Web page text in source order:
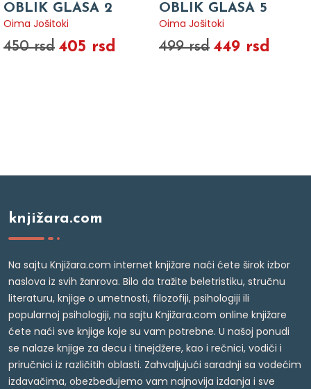
OBLIK GLASA 2
Oima Jošitoki
450 rsd 405 rsd
OBLIK GLASA 5
Oima Jošitoki
499 rsd 449 rsd
knjižara.com
Na sajtu Knjižara.com internet knjižare naći ćete širok izbor
naslova iz svih žanrova. Bilo da tražite beletristiku, stručnu
literaturu, knjige o umetnosti, filozofiji, psihologiji ili
popularnoj psihologiji, na sajtu Knjižara.com online knjižare
ćete naći sve knjige koje su vam potrebne. U našoj ponudi
se nalaze knjige za decu i tinejdžere, kao i rečnici, vodiči i
priručnici iz različitih oblasti. Zahvaljujući saradnji sa vodećim
izdavačima, obezbeđujemo vam najnovija izdanja i sve